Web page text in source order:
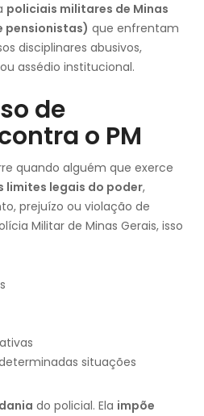
policiais militares de Minas
pensionistas) que enfrentam
disciplinares abusivos,
assédio institucional.
de
o PM
quando alguém que exerce
limites legais do poder,
prejuízo ou violação de
Militar de Minas Gerais, isso
situações
do policial. Ela impõe